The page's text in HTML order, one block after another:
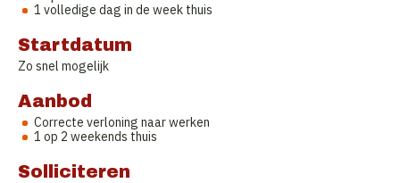
1 volledige dag in de week thuis
Startdatum
Zo snel mogelijk
Aanbod
Correcte verloning naar werken
1 op 2 weekends thuis
Solliciteren